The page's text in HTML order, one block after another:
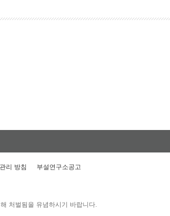
리 방침 부설연구소공고
처벌됨을 유념하시기 바랍니다.